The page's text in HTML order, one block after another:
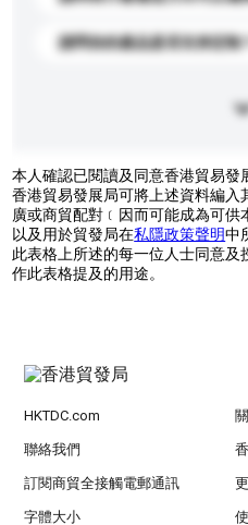
請問你的產品是否支持定制？
本人確認已閱讀及同意香港貿易發
香港貿易發展局可將上述資料編
廣或商貿配對﹝因而可能成為可供
以及用於貿發局在私隱政策聲明中
此表格上所述的每一位人士同意
作此表格提及的用途。
HKTDC.com
聯絡我們
訂閱商貿全接觸電郵通訊
字體大小